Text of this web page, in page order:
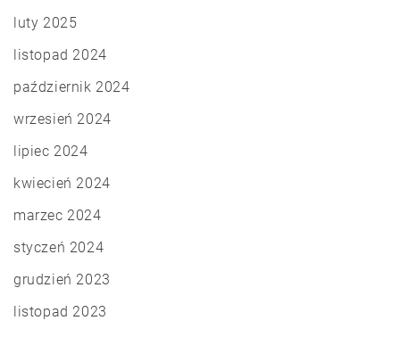
luty 2025
listopad 2024
październik 2024
wrzesień 2024
lipiec 2024
kwiecień 2024
marzec 2024
styczeń 2024
grudzień 2023
listopad 2023